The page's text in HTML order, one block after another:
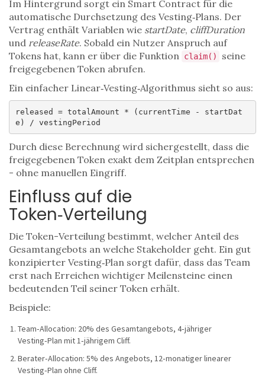
Im Hintergrund sorgt ein Smart Contract für die
automatische Durchsetzung des Vesting‑Plans. Der
Vertrag enthält Variablen wie startDate, cliffDuration
und releaseRate. Sobald ein Nutzer Anspruch auf
Tokens hat, kann er über die Funktion claim()
seine
freigegebenen Token abrufen.
Ein einfacher Linear‑Vesting‑Algorithmus sieht so aus:
released = totalAmount * (currentTime - startDat
e) / vestingPeriod
Durch diese Berechnung wird sichergestellt, dass die
freigegebenen Token exakt dem Zeitplan entsprechen
- ohne manuellen Eingriff.
Einfluss auf die
Token‑Verteilung
Die Token-Verteilung bestimmt, welcher Anteil des
Gesamtangebots an welche Stakeholder geht. Ein gut
konzipierter Vesting‑Plan sorgt dafür, dass das Team
erst nach Erreichen wichtiger Meilensteine einen
bedeutenden Teil seiner Token erhält.
Beispiele:
Team‑Allocation: 20% des Gesamtangebots, 4‑jähriger
Vesting‑Plan mit 1‑jährigem Cliff.
Berater‑Allocation: 5% des Angebots, 12‑monatiger linearer
Vesting‑Plan ohne Cliff.